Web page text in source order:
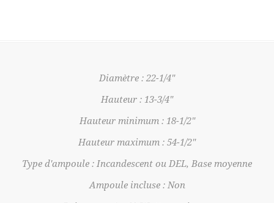
Diamètre : 22-1/4"
Hauteur : 13-3/4"
Hauteur minimum : 18-1/2"
Hauteur maximum : 54-1/2"
Type d'ampoule : Incandescent ou DEL, Base moyenne
Ampoule incluse : Non